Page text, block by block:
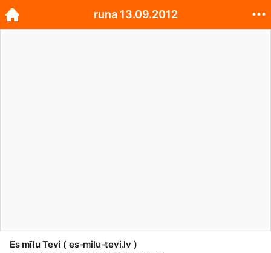
Es mīlu Tevi ( es-milu-tevi.lv )
runa 13.09.2012